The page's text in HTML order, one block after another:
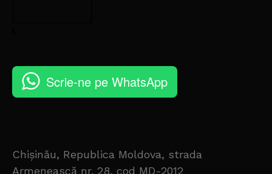
Scrie-ne pe WhatsApp
Chișinău, Republica Moldova, strada
Armenească nr. 28, cod MD-2012